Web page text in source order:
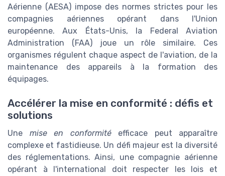
Aérienne (AESA) impose des normes strictes pour les
compagnies aériennes opérant dans l'Union
européenne. Aux États-Unis, la Federal Aviation
Administration (FAA) joue un rôle similaire. Ces
organismes régulent chaque aspect de l'aviation, de la
maintenance des appareils à la formation des
équipages.
Accélérer la mise en conformité : défis et
solutions
Une mise en conformitéefficace peut apparaître
complexe et fastidieuse. Un défi majeur est la diversité
des réglementations. Ainsi, une compagnie aérienne
opérant à l'international doit respecter les lois et